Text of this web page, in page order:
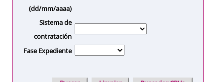
(dd/mm/aaaa)
Sistema de
contratación
Fase Expediente